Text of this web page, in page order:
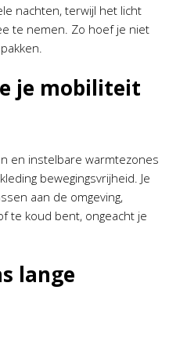
nachten, terwijl het licht
te nemen. Zo hoef je niet
je mobiliteit
en instelbare warmtezones
bewegingsvrijheid. Je
aan de omgeving,
te koud bent, ongeacht je
lange